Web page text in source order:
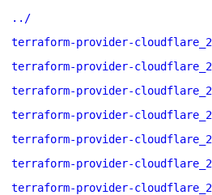
../
terraform-provider-
terraform-provider-
terraform-provider-
terraform-provider-
terraform-provider-
terraform-provider-
terraform-provider-